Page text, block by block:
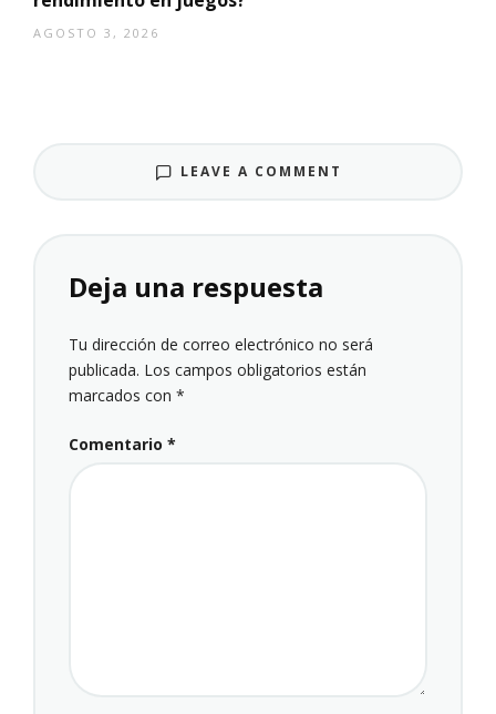
AGOSTO 3, 2026
LEAVE A COMMENT
Deja una respuesta
Tu dirección de correo electrónico no será
publicada. Los campos obligatorios están
marcados con *
Comentario *